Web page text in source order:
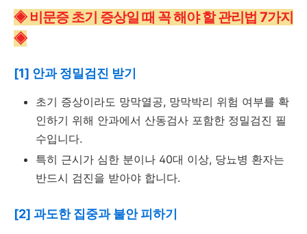
◈ 비문증 초기 증상일 때 꼭 해야 할 관리법 7가지
◈
[1] 안과 정밀검진 받기
초기 증상이라도 망막열공, 망막박리 위험 여부를 확
인하기 위해 안과에서 산동검사 포함한 정밀검진 필
수입니다.
특히 근시가 심한 분이나 40대 이상, 당뇨병 환자는
반드시 검진을 받아야 합니다.
[2] 과도한 집중과 불안 피하기